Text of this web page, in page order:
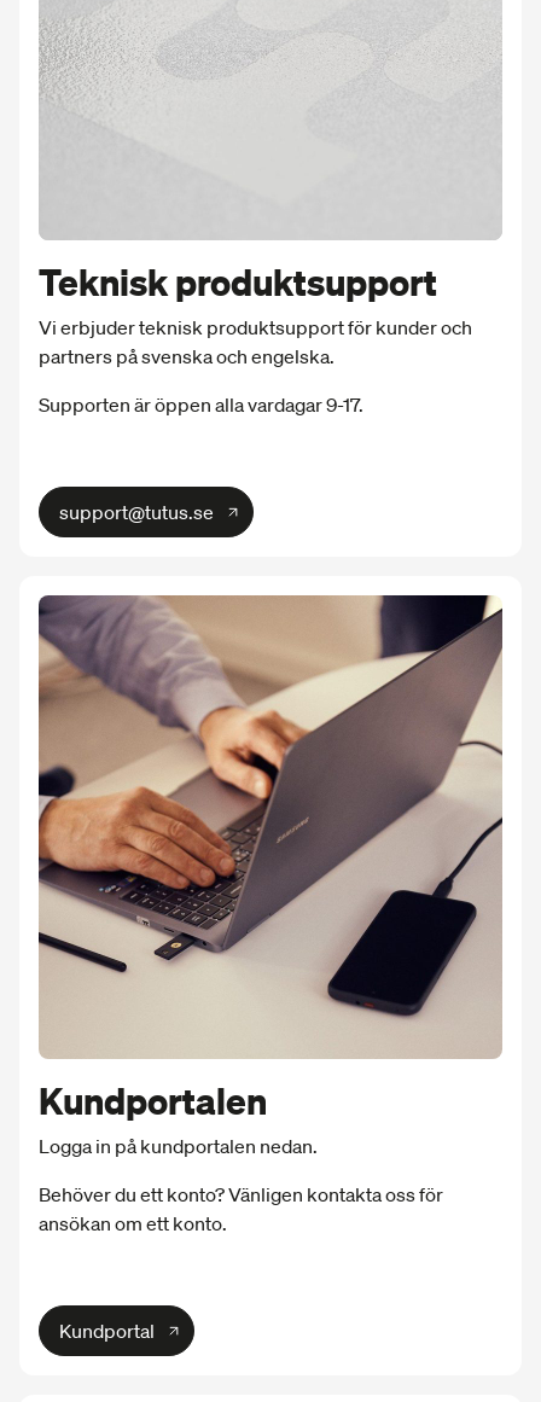
Teknisk produktsupport
Vi erbjuder teknisk produktsupport för kunder och
partners på svenska och engelska.
Supporten är öppen alla vardagar 9-17.
support@tutus.se
Kundportalen
Logga in på kundportalen nedan.
Behöver du ett konto? Vänligen kontakta oss för
ansökan om ett konto.
Kundportal